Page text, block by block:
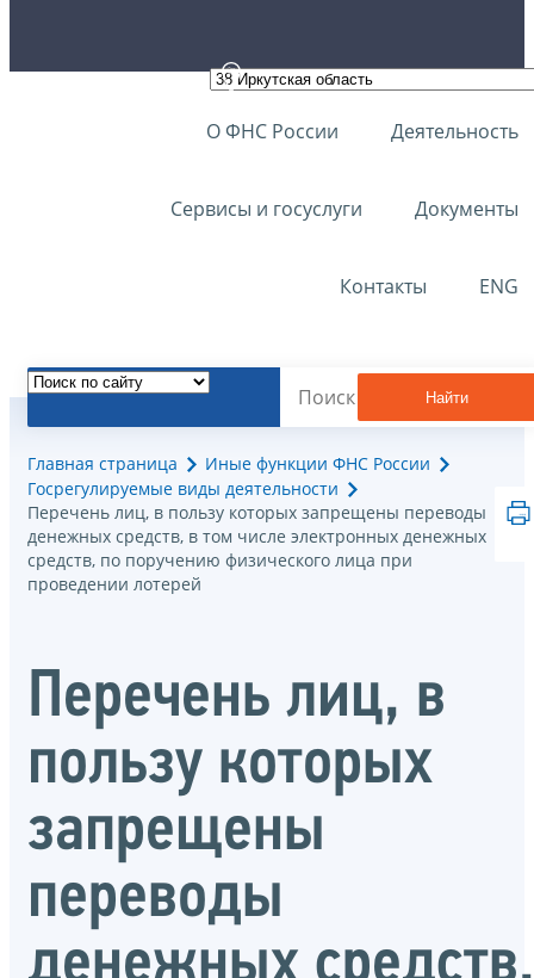
О ФНС России Деятельность
Сервисы и госуслуги Документы
Контакты ENG
Найти
Главная страница
Иные функции ФНС России
Госрегулируемые виды деятельности
Перечень лиц, в пользу которых запрещены переводы
денежных средств, в том числе электронных денежных
средств, по поручению физического лица при
проведении лотерей
Перечень лиц, в
пользу которых
запрещены
переводы